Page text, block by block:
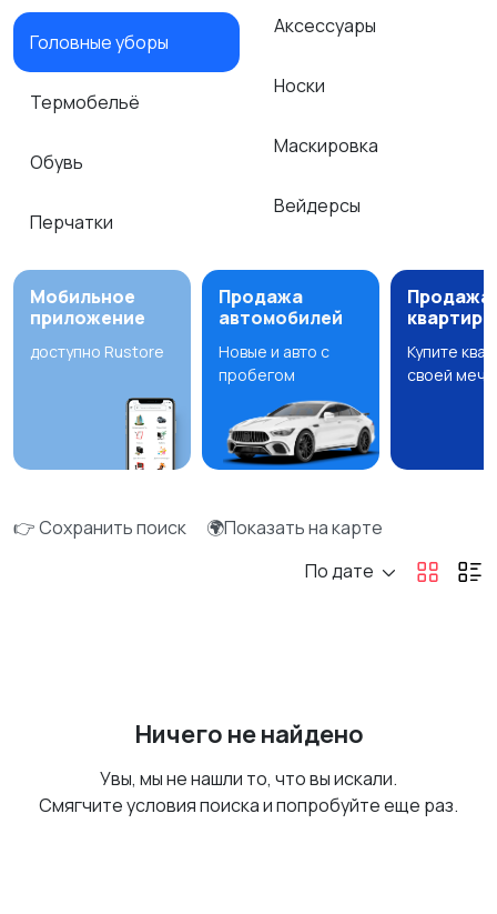
Головные уборы
Термобельё
Обувь
Перчатки
Аксессуары
Носки
Маскировка
Вейдерсы
Мобильное
приложение
доступно Rustore
Продажа
автомобилей
Новые и авто с
пробегом
Продажа
квартир
Купите
своей
👉 Сохранить поиск
🌍Показать на карте
По дате
Ничего не найдено
Увы, мы не нашли то, что вы искали.
Смягчите условия поиска и попробуйте еще раз.